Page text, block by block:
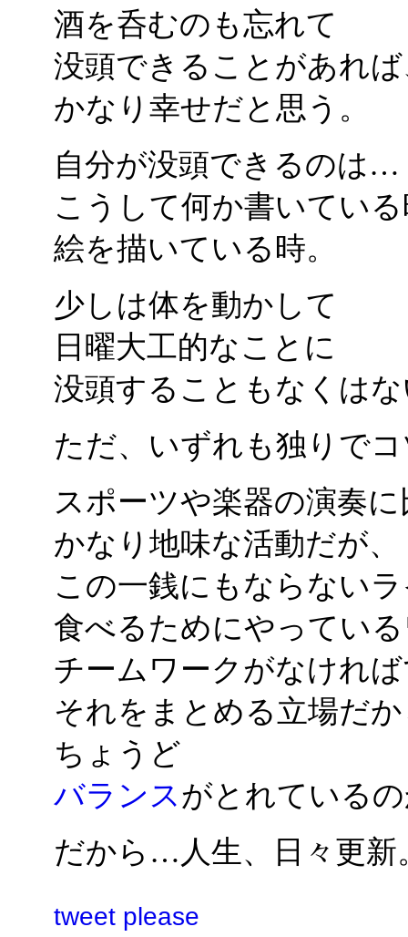
酒を呑むのも忘れて
没頭できることがあれ
かなり幸せだと思う。
自分が没頭できるのは…
こうして何か書いてい
絵を描いている時。
少しは体を動かして
日曜大工的なことに
没頭することもなくは
ただ、いずれも独りで
スポーツや楽器の演奏
かなり地味な活動だが、
この一銭にもならない
食べるためにやってい
チームワークがなけれ
それをまとめる立場だ
ちょうど
バランスがとれている
だから…人生、日々更新
tweet please